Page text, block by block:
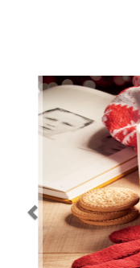
Oficina
Navidad 🎄 Invierno
Tecnología